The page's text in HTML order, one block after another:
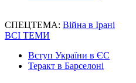
СПЕЦТЕМА: Війна в Ірані
ВСІ ТЕМИ
Вступ України в ЄС
Теракт в Барселоні